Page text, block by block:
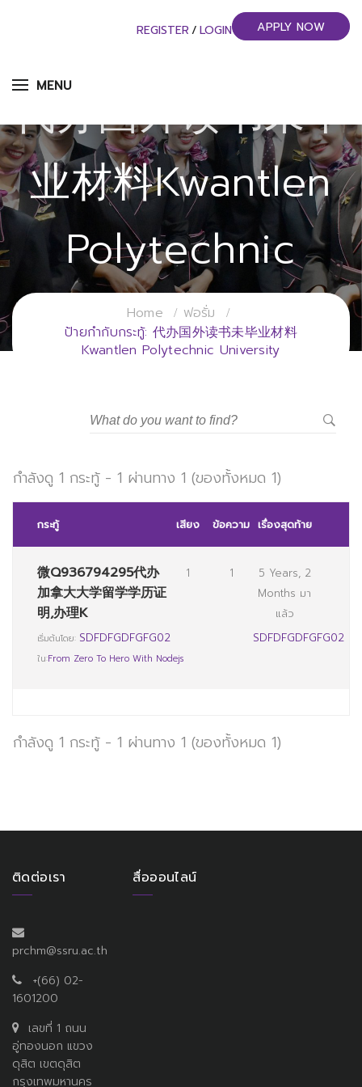
MENU
REGISTER / LOGIN APPLY NOW
代办国外读书未毕
业材料Kwantlen
Polytechnic
University
วิทยาลัยการจัดการอุตสาหกรรมบริการ
Home
ฟอรั่ม
ป้ายกำกับกระทู้: 代办国外读书未毕业材料
Kwantlen Polytechnic University
กำลังดู 1 กระทู้ - 1 ผ่านทาง 1 (ของทั้งหมด 1)
กระทู้ เสียง ข้อความ เรื่องสุดท้าย
微Q936794295代办
加拿大大学留学学历证
明,办理K
เริ่มต้นโดย: SDFDFGDFGFG02
ใน:From Zero To Hero With Nodejs
1 1
5 Years, 2
Months มา
แล้ว
SDFDFGDFGFG02
กำลังดู 1 กระทู้ - 1 ผ่านทาง 1 (ของทั้งหมด 1)
ติดต่อเรา
prchm@ssru.ac.th
+(66) 02-
1601200
เลขที่ 1 ถนน
อู่ทองนอก แขวง
ดุสิต เขตดุสิต
กรุงเทพมหานคร
สื่อออนไลน์